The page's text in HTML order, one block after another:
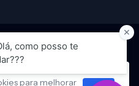
Templates
de Posts
Termos de Uso
para melhorar